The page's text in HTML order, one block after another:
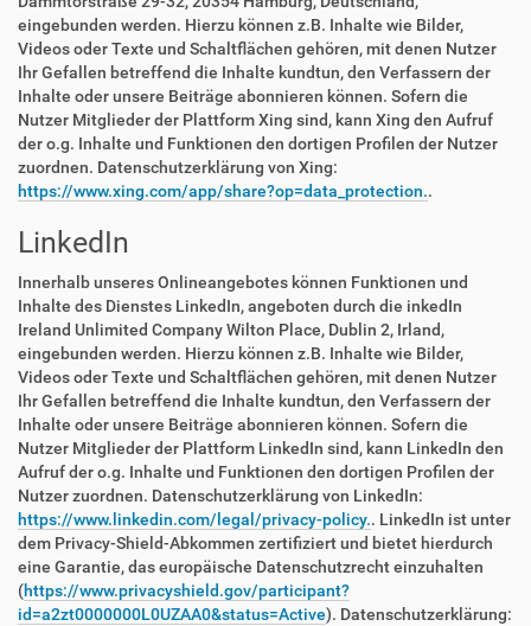
eingebunden werden. Hierzu können z.B. Inhalte wie Bilder,
Videos oder Texte und Schaltflächen gehören, mit denen Nutzer
Ihr Gefallen betreffend die Inhalte kundtun, den Verfassern der
Inhalte oder unsere Beiträge abonnieren können. Sofern die
Nutzer Mitglieder der Plattform Xing sind, kann Xing den Aufruf
der o.g. Inhalte und Funktionen den dortigen Profilen der Nutzer
zuordnen. Datenschutzerklärung von Xing:
https://www.xing.com/app/share?op=data_protection..
LinkedIn
Innerhalb unseres Onlineangebotes können Funktionen und
Inhalte des Dienstes LinkedIn, angeboten durch die inkedIn
Ireland Unlimited Company Wilton Place, Dublin 2, Irland,
eingebunden werden. Hierzu können z.B. Inhalte wie Bilder,
Videos oder Texte und Schaltflächen gehören, mit denen Nutzer
Ihr Gefallen betreffend die Inhalte kundtun, den Verfassern der
Inhalte oder unsere Beiträge abonnieren können. Sofern die
Nutzer Mitglieder der Plattform LinkedIn sind, kann LinkedIn den
Aufruf der o.g. Inhalte und Funktionen den dortigen Profilen der
Nutzer zuordnen. Datenschutzerklärung von LinkedIn:
https://www.linkedin.com/legal/privacy-policy.. LinkedIn ist unter
dem Privacy-Shield-Abkommen zertifiziert und bietet hierdurch
eine Garantie, das europäische Datenschutzrecht einzuhalten
(https://www.privacyshield.gov/participant?
id=a2zt0000000L0UZAA0&status=Active). Datenschutzerklärung: